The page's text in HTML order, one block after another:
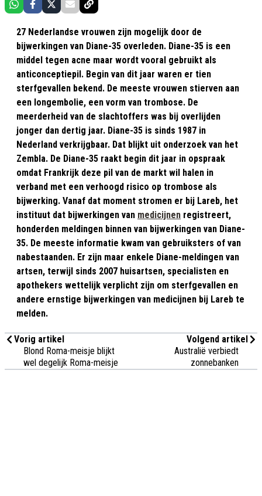
27 Nederlandse vrouwen zijn mogelijk door de
bijwerkingen van Diane-35 overleden. Diane-35 is een
middel tegen acne maar wordt vooral gebruikt als
anticonceptiepil. Begin van dit jaar waren er tien
sterfgevallen bekend. De meeste vrouwen stierven aan
een longembolie, een vorm van trombose. De
meerderheid van de slachtoffers was bij overlijden
jonger dan dertig jaar. Diane-35 is sinds 1987 in
Nederland verkrijgbaar. Dat blijkt uit onderzoek van het
Zembla. De Diane-35 raakt begin dit jaar in opspraak
omdat Frankrijk deze pil van de markt wil halen in
verband met een verhoogd risico op trombose als
bijwerking. Vanaf dat moment stromen er bij Lareb, het
instituut dat bijwerkingen van medicijnen registreert,
honderden meldingen binnen van bijwerkingen van Diane-
35. De meeste informatie kwam van gebruiksters of van
nabestaanden. Er zijn maar enkele Diane-meldingen van
artsen, terwijl sinds 2007 huisartsen, specialisten en
apothekers wettelijk verplicht zijn om sterfgevallen en
andere ernstige bijwerkingen van medicijnen bij Lareb te
melden.
Vorig artikel
Blond Roma-meisje blijkt
wel degelijk Roma-meisje
Volgend artikel
Australië verbiedt
zonnebanken